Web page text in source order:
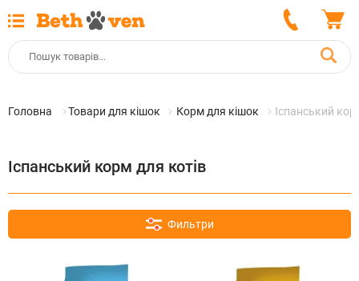
Головна Товари для кішок Корм для кішок Іспанський
Іспанський корм для котів
Фильтри